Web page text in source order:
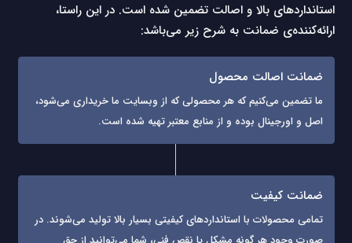
استانداردهای بالا و اصالت تضمین شده است. در این راستا،
ارائه‌کننده‌ی ضمانت به شرح زیر می‌باشد:
ضمانت اصالت محصول
ما تضمین می‌کنیم که هر محصولی که از وبسایت ما خریداری می‌شود،
اصل و اورجینال بوده و از منابع معتبر تهیه شده است.
ضمانت کیفیت
تمامی محصولات با استانداردهای کیفیتی بسیار بالا تولید می‌شوند. در